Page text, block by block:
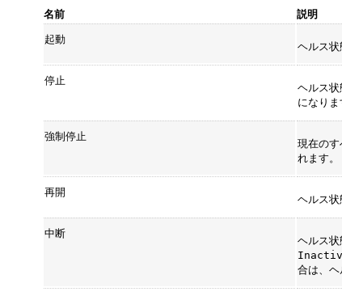
名前 説明
起動
ヘルス
停止
ヘルス
になり
強制停止
現在の
れます。
再開
ヘルス
中断
ヘルス状
合は、